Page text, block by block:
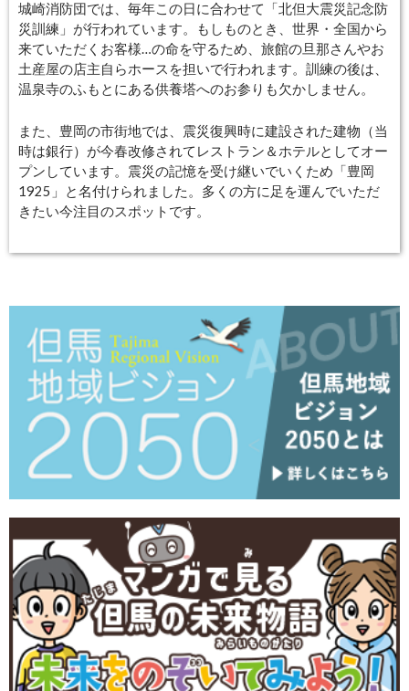
城崎消防団では、毎年この日に合わせて「北但大震災記念防
災訓練」が行われています。もしものとき、世界・全国から
来ていただくお客様…の命を守るため、旅館の旦那さんやお
土産屋の店主自らホースを担いで行われます。訓練の後は、
温泉寺のふもとにある供養塔へのお参りも欠かしません。
また、豊岡の市街地では、震災復興時に建設された建物（当
時は銀行）が今春改修されてレストラン＆ホテルとしてオー
プンしています。震災の記憶を受け継いでいくため「豊岡
1925」と名付けられました。多くの方に足を運んでいただ
きたい今注目のスポットです。